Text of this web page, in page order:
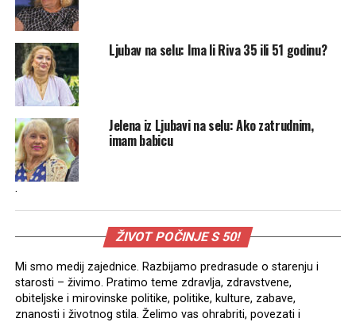
Ljubav na selu: Ima li Riva 35 ili 51 godinu?
Jelena iz Ljubavi na selu: Ako zatrudnim,
imam babicu
.
ŽIVOT POČINJE S 50!
Mi smo medij zajednice. Razbijamo predrasude o starenju i
starosti – živimo. Pratimo teme zdravlja, zdravstvene,
obiteljske i mirovinske politike, politike, kulture, zabave,
znanosti i životnog stila. Želimo vas ohrabriti, povezati i